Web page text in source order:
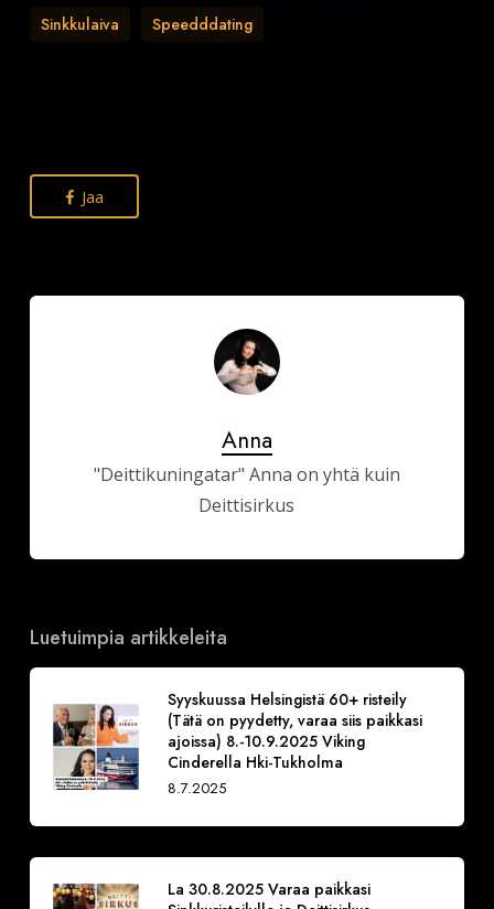
Sinkkulaiva Speedddating
Jaa
Anna
"Deittikuningatar" Anna on yhtä kuin
Deittisirkus
Luetuimpia artikkeleita
Syyskuussa Helsingistä 60+ risteily
(Tätä on pyydetty, varaa siis paikkasi
ajoissa) 8.-10.9.2025 Viking
Cinderella Hki-Tukholma
8.7.2025
La 30.8.2025 Varaa paikkasi